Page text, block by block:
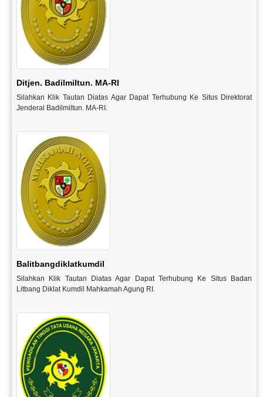
Ditjen. Badilmiltun. MA-RI
Silahkan Klik Tautan Diatas Agar Dapat Terhubung Ke Situs Direktorat
Jenderal Badilmiltun. MA-RI.
Balitbangdiklatkumdil
Silahkan Klik Tautan Diatas Agar Dapat Terhubung Ke Situs Badan
Litbang Diklat Kumdil Mahkamah Agung RI.